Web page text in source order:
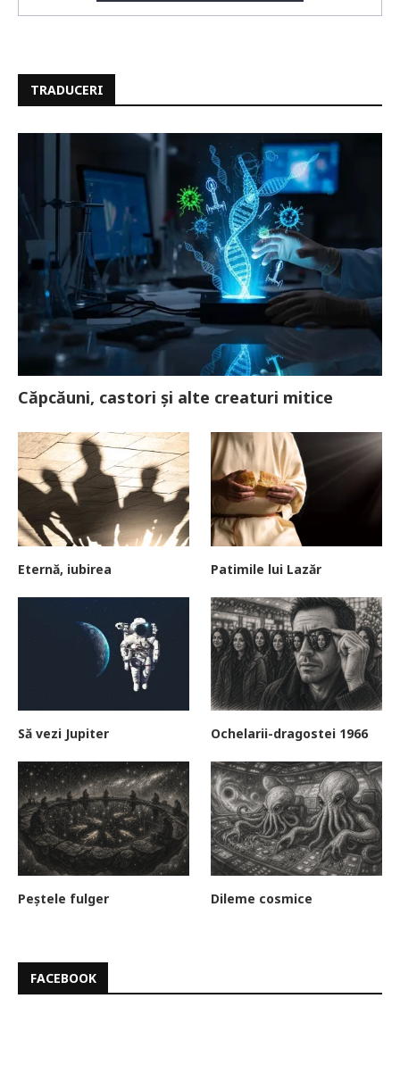
TRADUCERI
Căpcăuni, castori și alte creaturi mitice
Eternă, iubirea Patimile lui Lazăr
Să vezi Jupiter Ochelarii-dragostei 1966
Peștele fulger Dileme cosmice
FACEBOOK